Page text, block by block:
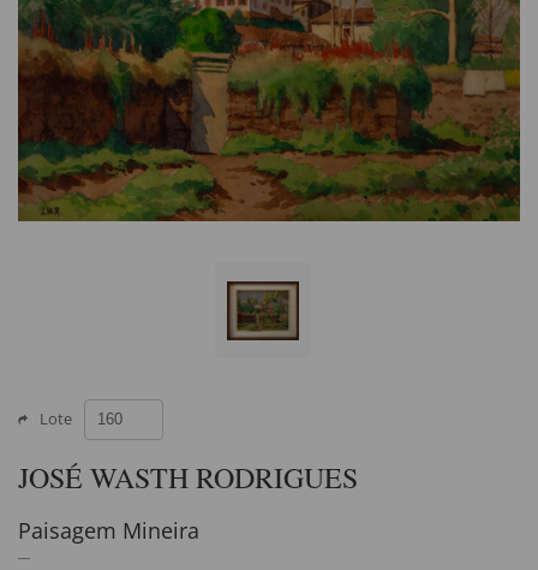
Lote
JOSÉ WASTH RODRIGUES
Paisagem Mineira